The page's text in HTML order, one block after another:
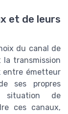
et de leurs
du canal de
transmission
entre émetteur
ses propres
de
ces canaux,